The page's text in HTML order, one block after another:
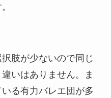
肢が少ないので同じ
いはありません。ま
る有力バレエ団が多